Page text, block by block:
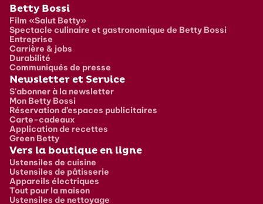
Pied de page
Betty Bossi
Film «Salut Betty»
Spectacle culinaire et gastronomique de Betty Bossi
Entreprise
Carrière & jobs
Durabilité
Communiqués de presse
Newsletter et Service
S'abonner à la newsletter
Mon Betty Bossi
Réservation d’espaces publicitaires
Carte-cadeaux
Application de recettes
Green Betty
Vers la boutique en ligne
Ustensiles de cuisine
Ustensiles de pâtisserie
Appareils électriques
Tout pour la maison
Ustensiles de nettoyage